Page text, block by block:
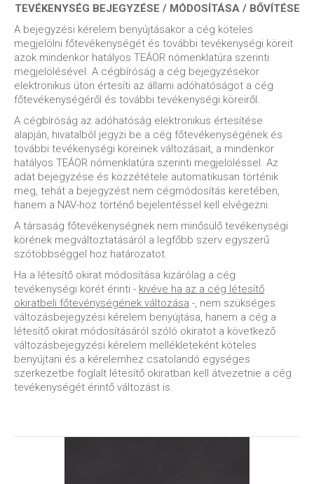
TEVÉKENYSÉG BEJEGYZÉSE / MÓDOSÍTÁSA / BŐVÍTÉSE
A bejegyzési kérelem benyújtásakor a cég köteles
megjelölni főtevékenységét és további tevékenységi köreit
azok mindenkor hatályos TEÁOR nómenklatúra szerinti
megjelölésével. A cégbíróság a cég bejegyzésekor
elektronikus úton értesíti az állami adóhatóságot a cég
főtevékenységéről és további tevékenységi köreiről.
A cégbíróság az adóhatóság elektronikus értesítése
alapján, hivatalból jegyzi be a cég főtevékenységének és
további tevékenységi köreinek változásait, a mindenkor
hatályos TEÁOR nómenklatúra szerinti megjelöléssel. Az
adat bejegyzése és közzététele automatikusan történik
meg, tehát a bejegyzést nem cégmódosítás keretében,
hanem a NAV-hoz történő bejelentéssel kell elvégezni.
A társaság főtevékenységnek nem minősülő tevékenységi
körének megváltoztatásáról a legfőbb szerv egyszerű
szótöbbséggel hoz határozatot.
Ha a létesítő okirat módosítása kizárólag a cég
tevékenységi körét érinti - kivéve ha az a cég létesítő
okiratbeli főtevénységének változása -, nem szükséges
változásbejegyzési kérelem benyújtása, hanem a cég a
létesítő okirat módosításáról szóló okiratot a következő
változásbejegyzési kérelem mellékleteként köteles
benyújtani és a kérelemhez csatolandó egységes
szerkezetbe foglalt létesítő okiratban kell átvezetnie a cég
tevékenységét érintő változást is.